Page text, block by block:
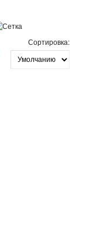
Сортировка: